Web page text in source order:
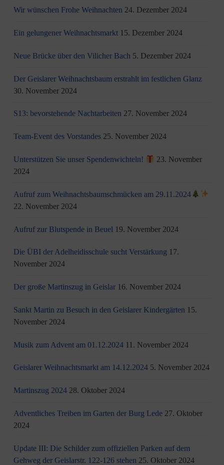
Wir wünschen Frohe Weihnachten 24. Dezember 2024
Ein gelungener Weihnachtsmarkt 15. Dezember 2024
Neue Brücke über den Vilicher Bach 5. Dezember 2024
Der Geislarer Weihnachtsbaum erstrahlt im festlichen Glanz
30. November 2024
S13: bevorstehende Nachtarbeiten 27. November 2024
Team-Event des Vorstandes 25. November 2024
Unterstützen Sie unser Spendenwichteln!
23. November
2024
Aufruf zum Weihnachtsbaumschmücken am 29.11.2024
22. November 2024
Aufruf zur Blutspende in Beuel 19. November 2024
Die ÜBI der Adelheidisschule sucht Verstärkung 17.
November 2024
Der große Martinszug in Geislar 16. November 2024
Sankt Martin zu Besuch in den Geislarer Kindergärten 15.
November 2024
Musik zum Advent am 01.12.2024 11. November 2024
Geislarer Weihnachtsmarkt am 14.12.2024 5. November 2024
Martinszug 2024 28. Oktober 2024
Adventliches Treiben im Garten der Burg Lede 27. Oktober
2024
Update III: Die Schilder zum offiziellen Parken auf dem
Gehweg der Geislarstr. 122-126 stehen 25. Oktober 2024